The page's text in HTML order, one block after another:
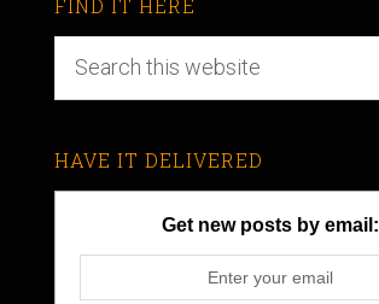
FIND IT HERE
HAVE IT DELIVERED
Get new posts by email: